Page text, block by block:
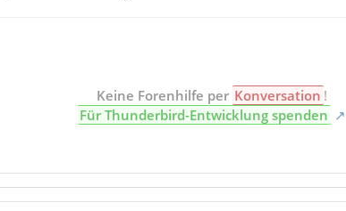
Keine Forenhilfe per Konversation !
Für Thunderbird-Entwicklung spenden